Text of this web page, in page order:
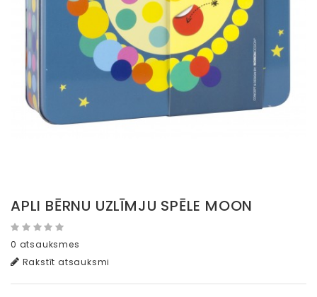
APLI BĒRNU UZLĪMJU SPĒLE MOON
0 atsauksmes
Rakstīt atsauksmi